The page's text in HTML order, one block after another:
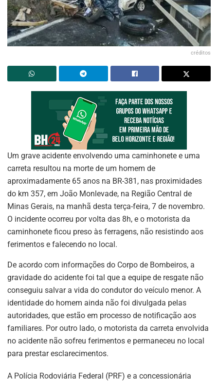
créditos
Um grave acidente envolvendo uma caminhonete e uma
carreta resultou na morte de um homem de
aproximadamente 65 anos na BR-381, nas proximidades
do km 357, em João Monlevade, na Região Central de
Minas Gerais, na manhã desta terça-feira, 7 de novembro.
O incidente ocorreu por volta das 8h, e o motorista da
caminhonete ficou preso às ferragens, não resistindo aos
ferimentos e falecendo no local.
De acordo com informações do Corpo de Bombeiros, a
gravidade do acidente foi tal que a equipe de resgate não
conseguiu salvar a vida do condutor do veículo menor. A
identidade do homem ainda não foi divulgada pelas
autoridades, que estão em processo de notificação aos
familiares. Por outro lado, o motorista da carreta envolvida
no acidente não sofreu ferimentos e permaneceu no local
para prestar esclarecimentos.
A Polícia Rodoviária Federal (PRF) e a concessionária